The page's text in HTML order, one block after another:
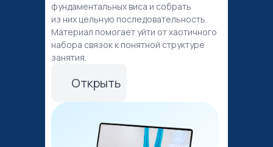
фундаментальных виса и собрать
из них цельную последовательность.
Материал помогает уйти от хаотичного
набора связок к понятной структуре
занятия.
Открыть